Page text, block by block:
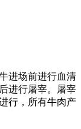
进场前进行血清
进行屠宰。屠宰
行，所有牛肉产